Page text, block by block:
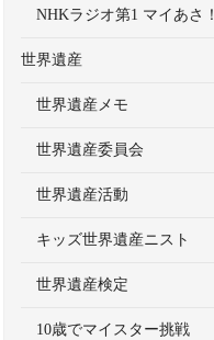
NHKラジオ第1 マイあさ！
世界遺産
世界遺産メモ
世界遺産委員会
世界遺産活動
キッズ世界遺産ニスト
世界遺産検定
10歳でマイスター挑戦